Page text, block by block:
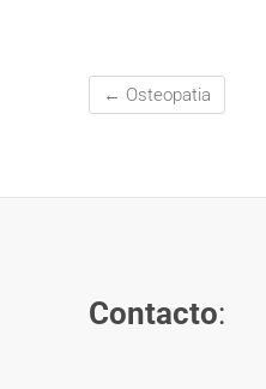
← Osteopatia
Contacto: